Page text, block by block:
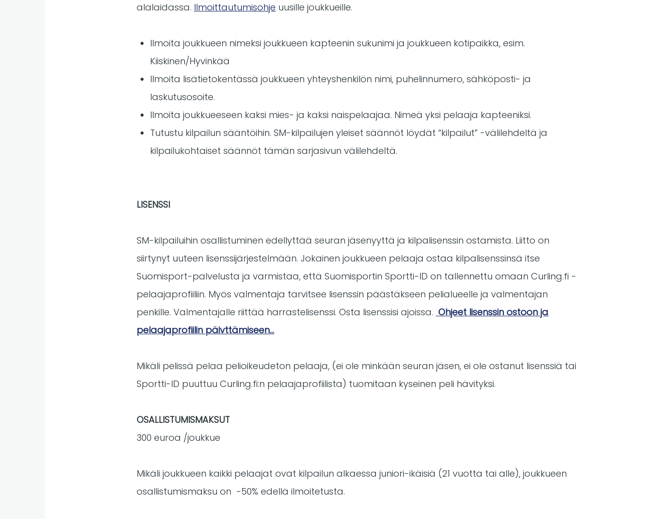
alalaidassa. Ilmoittautumisohje uusille joukkueille.
Ilmoita joukkueen nimeksi joukkueen kapteenin sukunimi ja joukkueen kotipaikka, esim.
Kiiskinen/Hyvinkää
Ilmoita lisätietokentässä joukkueen yhteyshenkilön nimi, puhelinnumero, sähköposti- ja
laskutusosoite.
Ilmoita joukkueeseen kaksi mies- ja kaksi naispelaajaa. Nimeä yksi pelaaja kapteeniksi.
Tutustu kilpailun sääntöihin. SM-kilpailujen yleiset säännöt löydät “kilpailut” -välilehdeltä ja
kilpailukohtaiset säännöt tämän sarjasivun välilehdeltä.
LISENSSI
SM-kilpailuihin osallistuminen edellyttää seuran jäsenyyttä ja kilpalisenssin ostamista. Liitto on
siirtynyt uuteen lisenssijärjestelmään. Jokainen joukkueen pelaaja ostaa kilpalisenssinsä itse
Suomisport-palvelusta ja varmistaa, että Suomisportin Sportti-ID on tallennettu omaan Curling.fi -
pelaajaprofiiliin. Myös valmentaja tarvitsee lisenssin päästäkseen pelialueelle ja valmentajan
penkille. Valmentajalle riittää harrastelisenssi. Osta lisenssisi ajoissa. Ohjeet lisenssin ostoon ja
pelaajaprofiilin päivttämiseen...
Mikäli pelissä pelaa pelioikeudeton pelaaja, (ei ole minkään seuran jäsen, ei ole ostanut lisenssiä tai
Sportti-ID puuttuu Curling.fi:n pelaajaprofiilista) tuomitaan kyseinen peli hävityksi.
OSALLISTUMISMAKSUT
300 euroa /joukkue
Mikäli joukkueen kaikki pelaajat ovat kilpailun alkaessa juniori-ikäisiä (21 vuotta tai alle), joukkueen
osallistumismaksu on -50% edellä ilmoitetusta.